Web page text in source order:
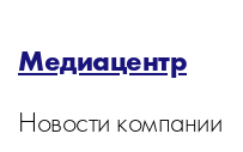
Медиацентр
Новости компании